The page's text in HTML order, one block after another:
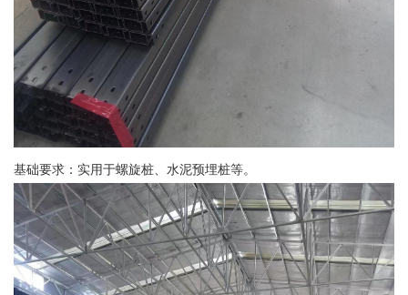
基础要求：实用于螺旋桩、水泥预埋桩等。